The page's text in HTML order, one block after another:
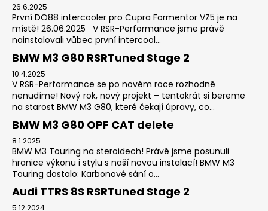
26.6.2025
První DO88 intercooler pro Cupra Formentor VZ5 je na
místě! 26.06.2025 V RSR-Performance jsme právě
nainstalovali vůbec první intercool...
BMW M3 G80 RSRTuned Stage 2
10.4.2025
V RSR-Performance se po novém roce rozhodně
nenudíme! Nový rok, nový projekt – tentokrát si bereme
na starost BMW M3 G80, které čekají úpravy, co...
BMW M3 G80 OPF CAT delete
8.1.2025
BMW M3 Touring na steroidech! Právě jsme posunuli
hranice výkonu i stylu s naší novou instalací! BMW M3
Touring dostalo: Karbonové sání o...
Audi TTRS 8S RSRTuned Stage 2
5.12.2024